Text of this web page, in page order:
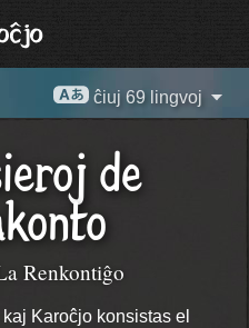
ĉiuj 69 lingvoj
de
Renkontiĝo
Karoĉjo konsistas el